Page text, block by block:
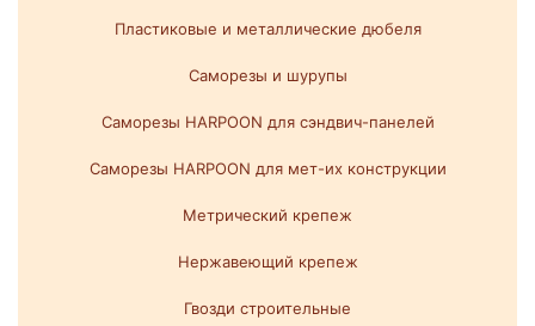
Пластиковые и металлические дюбеля
Саморезы и шурупы
Саморезы HARPOON для сэндвич-панелей
Саморезы HARPOON для мет-их конструкции
Метрический крепеж
Нержавеющий крепеж
Гвозди строительные